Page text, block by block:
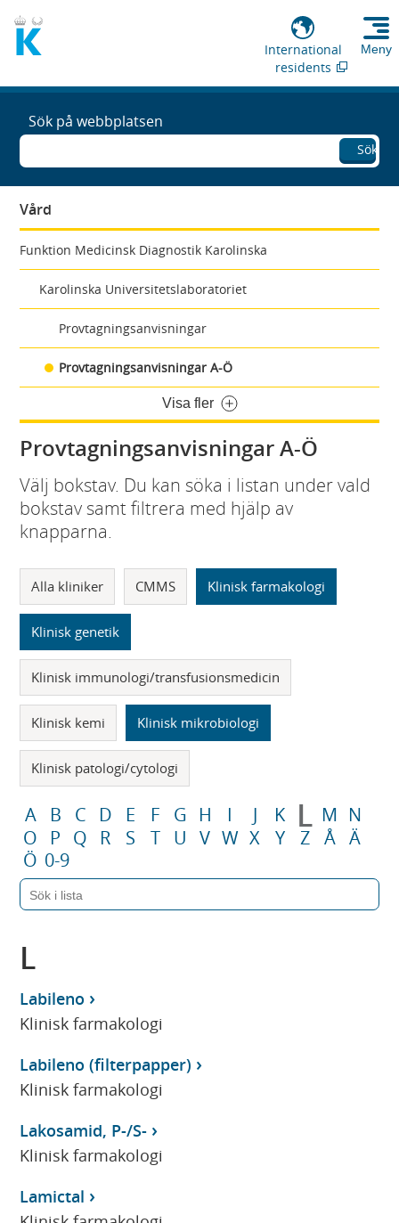
International
residents
Meny
Sök på webbplatsen
Sök
Vård
Funktion Medicinsk Diagnostik Karolinska
Karolinska Universitetslaboratoriet
Provtagningsanvisningar
Provtagningsanvisningar A-Ö
Visa fler
Provtagningsanvisningar A-Ö
Välj bokstav. Du kan söka i listan under vald
bokstav samt filtrera med hjälp av
knapparna.
Alla kliniker CMMS Klinisk farmakologi
Klinisk genetik
Klinisk immunologi/transfusionsmedicin
Klinisk kemi Klinisk mikrobiologi
Klinisk patologi/cytologi
A B C D E F G H I J K L M N
O
P Q R S T U V W X Y Z Å Ä
Ö 0-9
L
Labileno
Klinisk farmakologi
Labileno (filterpapper)
Klinisk farmakologi
Lakosamid, P-/S-
Klinisk farmakologi
Lamictal